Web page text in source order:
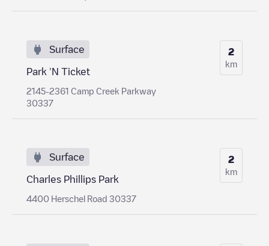
Surface
Park 'N Ticket
2145-2361 Camp Creek Parkway
30337
2
km
Surface
Charles Phillips Park
4400 Herschel Road 30337
2
km